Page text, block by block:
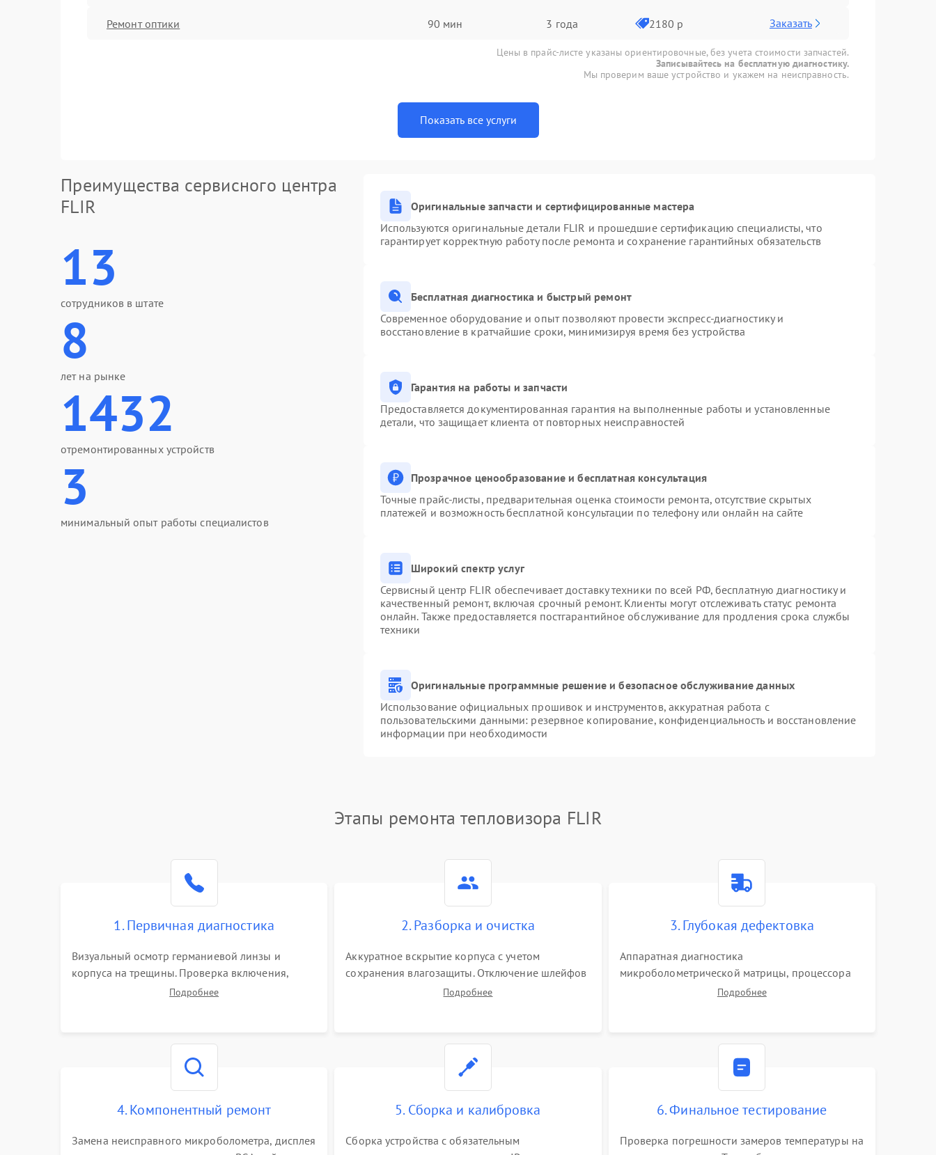
Ремонт оптики 90 мин 3 года 2180 р Заказать
Цены в прайс-листе указаны ориентировочные, без учета стоимости запчастей.
Записывайтесь на бесплатную диагностику.
Мы проверим ваше устройство и укажем на неисправность.
Показать все услуги
Преимущества сервисного центра
FLIR
13
сотрудников в штате
8
лет на рынке
1432
отремонтированных устройств
3
минимальный опыт работы специалистов
Оригинальные запчасти и сертифицированные мастера
Используются оригинальные детали FLIR и прошедшие сертификацию специалисты, что
гарантирует корректную работу после ремонта и сохранение гарантийных обязательств
Бесплатная диагностика и быстрый ремонт
Современное оборудование и опыт позволяют провести экспресс-диагностику и
восстановление в кратчайшие сроки, минимизируя время без устройства
Гарантия на работы и запчасти
Предоставляется документированная гарантия на выполненные работы и установленные
детали, что защищает клиента от повторных неисправностей
Прозрачное ценообразование и бесплатная консультация
Точные прайс-листы, предварительная оценка стоимости ремонта, отсутствие скрытых
платежей и возможность бесплатной консультации по телефону или онлайн на сайте
Широкий спектр услуг
Сервисный центр FLIR обеспечивает доставку техники по всей РФ, бесплатную диагностику и
качественный ремонт, включая срочный ремонт. Клиенты могут отслеживать статус ремонта
онлайн. Также предоставляется постгарантийное обслуживание для продления срока службы
техники
Оригинальные программные решение и безопасное обслуживание данных
Использование официальных прошивок и инструментов, аккуратная работа с
пользовательскими данными: резервное копирование, конфиденциальность и восстановление
информации при необходимости
Этапы ремонта тепловизора FLIR
1. Первичная диагностика
Визуальный осмотр германиевой линзы и
корпуса на трещины. Проверка включения,
реакции кнопок и разъемов зарядки. Оценка
Подробнее
2. Разборка и очистка
Аккуратное вскрытие корпуса с учетом
сохранения влагозащиты. Отключение шлейфов
питания и дисплея. Очистка внутренних плат от
Подробнее
3. Глубокая дефектовка
Аппаратная диагностика
микроболометрической матрицы, процессора
обработки изображений и цепей питания.
Подробнее
4. Компонентный ремонт
Замена неисправного микроболометра, дисплея
5. Сборка и калибровка
Сборка устройства с обязательным
6. Финальное тестирование
Проверка погрешности замеров температуры на